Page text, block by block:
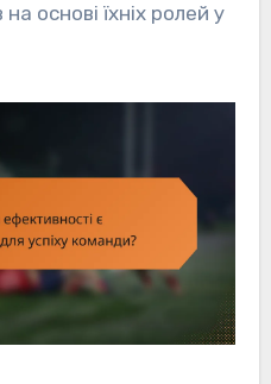
основі їхніх ролей у